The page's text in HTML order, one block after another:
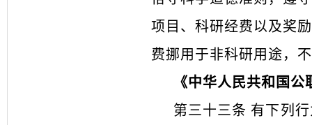
项目、科研经费以及奖
费挪用于非科研用途，
《中华人民共和国
第三十三条 有下列